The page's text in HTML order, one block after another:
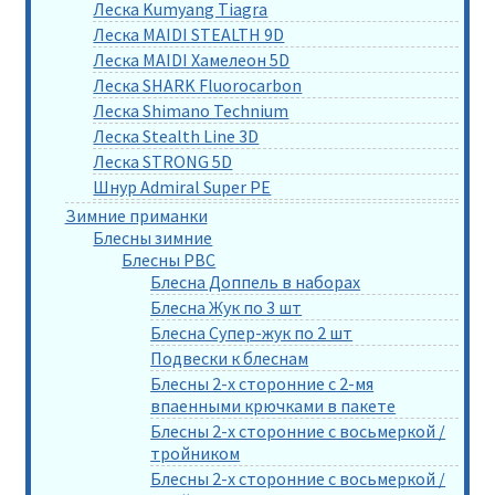
Леска Kumyang Tiagra
Леска MAIDI STEALTH 9D
Леска MAIDI Хамелеон 5D
Леска SHARK Fluorocarbon
Леска Shimano Technium
Леска Stealth Line 3D
Леска STRONG 5D
Шнур Admiral Super PE
Зимние приманки
Блесны зимние
Блесны РВС
Блесна Доппель в наборах
Блесна Жук по 3 шт
Блесна Супер-жук по 2 шт
Подвески к блеснам
Блесны 2-х сторонние с 2-мя
впаенными крючками в пакете
Блесны 2-х сторонние с восьмеркой /
тройником
Блесны 2-х сторонние с восьмеркой /